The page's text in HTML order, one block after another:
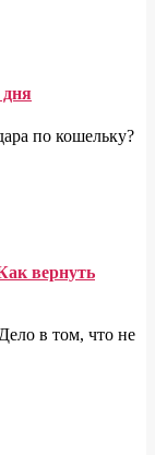
дня
по кошельку?
вернуть
в том, что не